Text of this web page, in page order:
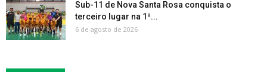
Sub-11 de Nova Santa Rosa conquista o
terceiro lugar na 1ª...
6 de agosto de 2026